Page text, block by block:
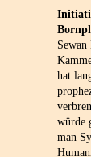
hat
würde
man